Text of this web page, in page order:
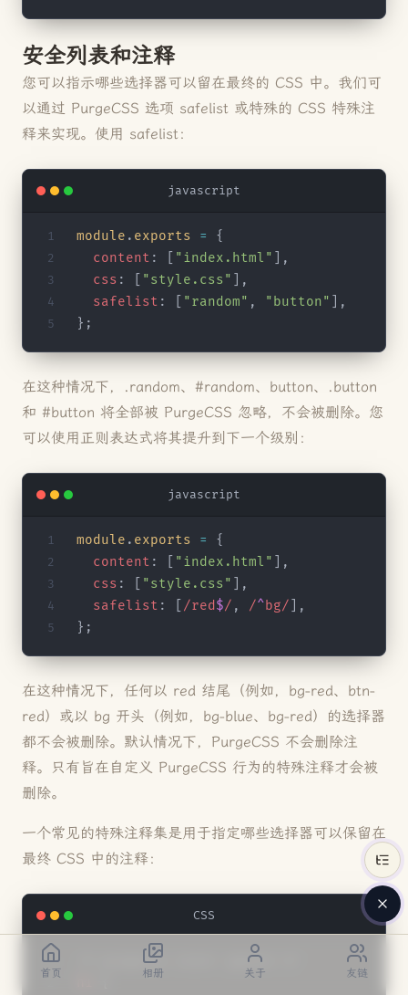
首页 相册 关于 友链
安全列表和注释
您可以指示哪些选择器可以留在最终的 CSS 中。我们可
以通过 PurgeCSS 选项 safelist 或特殊的 CSS 特殊注
释来实现。使用 safelist：
javascript
module . exports =
{
  content
: [ "index.html"
],
  css
: [ "style.css"
],
  safelist
: [ "random" , "button"
],
};
在这种情况下，.random、#random、button、.button
和 #button 将全部被 PurgeCSS 忽略，不会被删除。您
可以使用正则表达式将其提升到下一个级别：
javascript
module . exports =
{
  content
: [ "index.html"
],
  css
: [ "style.css"
],
  safelist
: [ /red $/ , /^bg/ ],
};
在这种情况下，任何以 red 结尾（例如，bg-red、btn-
red）或以 bg 开头（例如，bg-blue、bg-red）的选择器
都不会被删除。默认情况下，PurgeCSS 不会删除注
释。只有旨在自定义 PurgeCSS 行为的特殊注释才会被
删除。
一个常见的特殊注释集是用于指定哪些选择器可以保留在
最终 CSS 中的注释：
CSS
/* purgecss start ignore */